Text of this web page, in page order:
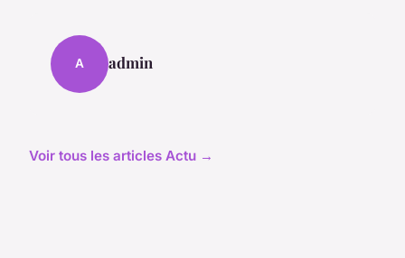
A admin
Voir tous les articles Actu →